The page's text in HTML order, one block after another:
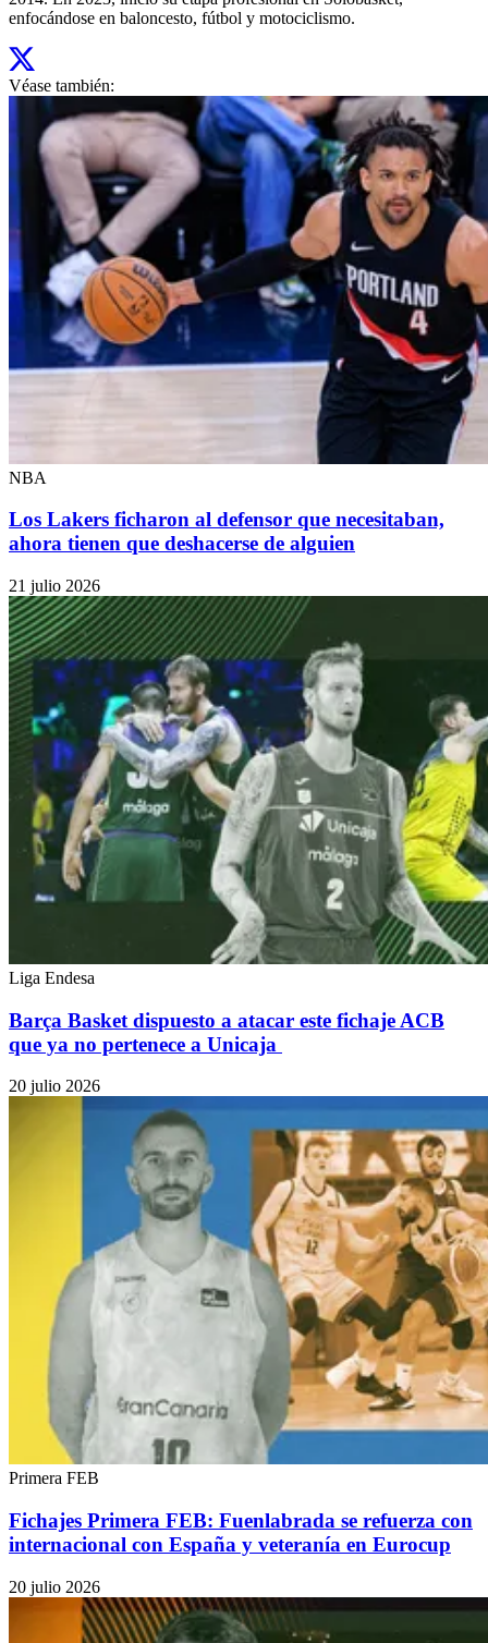
enfocándose en baloncesto, fútbol y motociclismo.
Véase también:
NBA
Los Lakers ficharon al defensor que necesitaban,
ahora tienen que deshacerse de alguien
21 julio 2026
Liga Endesa
Barça Basket dispuesto a atacar este fichaje ACB
que ya no pertenece a Unicaja
20 julio 2026
Primera FEB
Fichajes Primera FEB: Fuenlabrada se refuerza con
internacional con España y veteranía en Eurocup
20 julio 2026